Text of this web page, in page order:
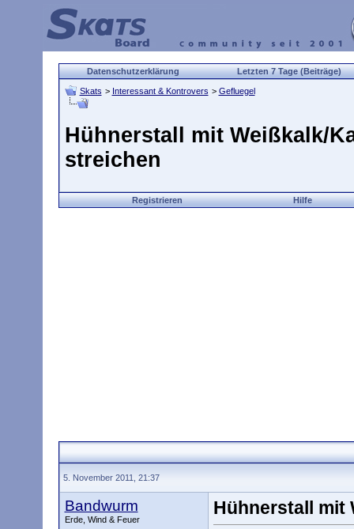
Datenschutzerklärung Letzten 7 Tage (Beiträge)
Skats > Interessant & Kontrovers > Gefluegel
Hühnerstall mit Weißkalk/
streichen
Registrieren Hilfe
5. November 2011, 21:37
Bandwurm
Erde, Wind & Feuer
Hühnerstall mit